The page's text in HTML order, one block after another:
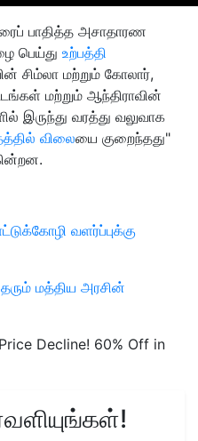
பாதித்த அசாதாரண
பெய்து உற்பத்தி
சிம்லா மற்றும் கோலார்,
மற்றும் ஆந்திராவின்
இருந்து வரத்து வலுவாக
விலையை குறைந்தது"
வளர்ப்புக்கு
மத்திய அரசின்
Decline! 60% Off in